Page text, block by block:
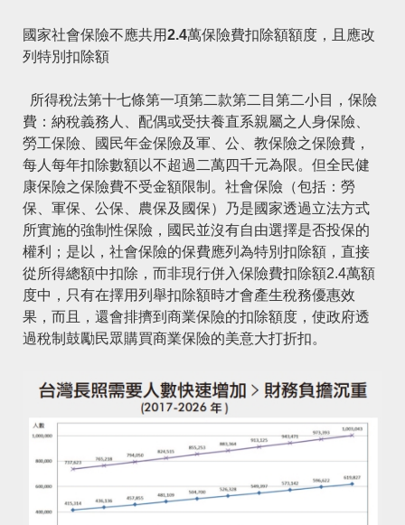
國家社會保險不應共用2.4萬保險費扣除額額度，且應改
列特別扣除額
所得稅法第十七條第一項第二款第二目第二小目，保險
費：納稅義務人、配偶或受扶養直系親屬之人身保險、
勞工保險
國民年金保險及軍、公、教保險之保險費，
每人每年扣除數額以不超過二萬四千元為限。但全民健
康保險之保險費不受金額限制 。 社會保險（包括：勞
保、軍保、公保、農保及國保）乃是國家透過立法方式
所實施的強制性保險，國民並沒有自由選擇是否投保的
權利；是以，社會保險的保費應列為特別扣除額，直接
從所得總額中扣除，而非現行併入保險費扣除額2.4萬額
度中，只有在擇用列舉扣除額時才會產生稅務優惠效
果，而且，還會排擠到商業保險的扣除額度，使政府透
過稅制鼓勵民眾購買商業保險的美意大打折扣。